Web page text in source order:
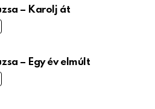
– Karolj át
– Egy év elmúlt